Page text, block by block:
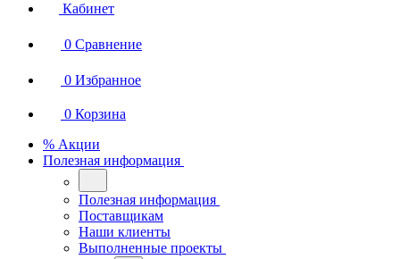
Кабинет
0 Сравнение
0 Избранное
0 Корзина
% Акции
Полезная информация
Полезная информация
Поставщикам
Наши клиенты
Выполненные проекты